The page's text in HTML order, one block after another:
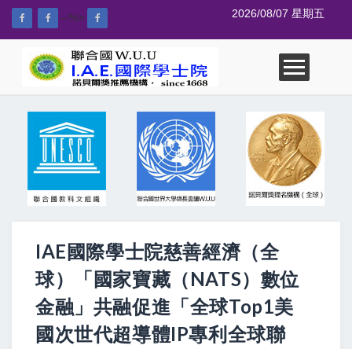
--%> 2026/08/07 星期五
IAE國際學士院慈善經濟（全
球）「國家寶藏（NATS）數位
金融」共融促進「全球Top1美
國次世代超導體IP專利全球聯